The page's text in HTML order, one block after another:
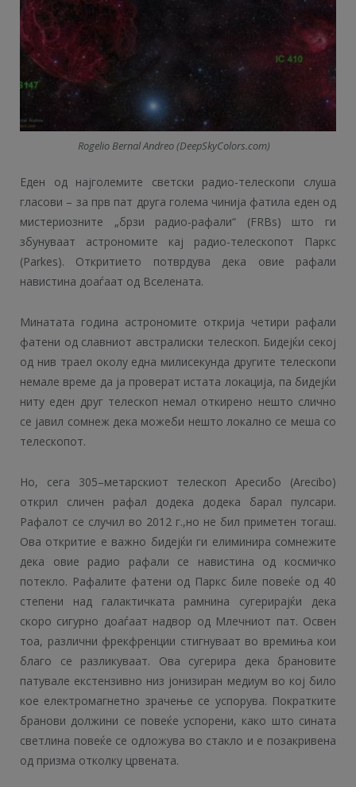
Rogelio Bernal Andreo (DeepSkyColors.com)
Еден од најголемите светски радио-телескопи слуша
гласови – за прв пат друга голема чинија фатила еден од
мистериозните „брзи радио-рафали“ (FRBs) што ги
збунуваат астрономите кај радио-телескопот Паркс
(Parkes). Откритието потврдува дека овие рафали
навистина доаѓаат од Вселената.
Минатата година астрономите открија четири рафали
фатени од славниот австралиски телескоп. Бидејќи секој
од нив траел околу една милисекунда другите телескопи
немале време да ја проверат истата локација, па бидејќи
ниту еден друг телескоп немал откирено нешто слично
се јавил сомнеж дека можеби нешто локално се меша со
телескопот.
Но, сега 305–метарскиот телескоп Аресибо (Arecibo)
открил сличен рафал додека додека барал пулсари.
Рафалот се случил во 2012 г.,но не бил приметен тогаш.
Ова откритие е важно бидејќи ги елиминира сомнежите
дека овие радио рафали се навистина од космичко
потекло. Рафалите фатени од Паркс биле повеќе од 40
степени над галактичката рамнина сугерирајќи дека
скоро сигурно доаѓаат надвор од Млечниот пат. Освен
тоа, различни фрекфренции стигнуваат во времиња кои
благо се разликуваат. Ова сугерира дека брановите
патувале екстензивно низ јонизиран медиум во кој било
кое електромагнетно зрачење се успорува. Пократките
бранови должини се повеќе успорени, како што сината
светлина повеќе се одложува во стакло и е позакривена
од призма отколку црвената.